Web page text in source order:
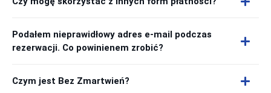
Podałem nieprawidłowy adres e-mail podczas
rezerwacji. Co powinienem zrobić?
Czym jest Bez Zmartwień?